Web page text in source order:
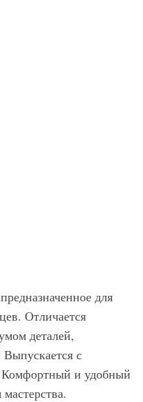
для
Отличается
деталей,
Выпускается с
Комфортный и удобный